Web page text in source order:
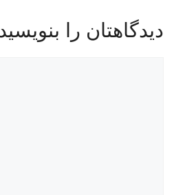
دیدگاهتان را